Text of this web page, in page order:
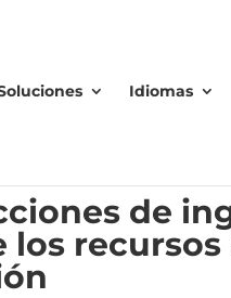
Idiomas
de